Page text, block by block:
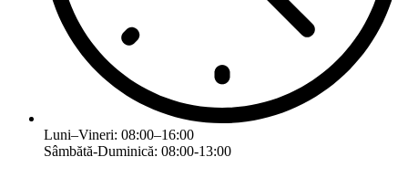
Luni–Vineri: 08:00–16:00
Sâmbătă-Duminică: 08:00-13:00